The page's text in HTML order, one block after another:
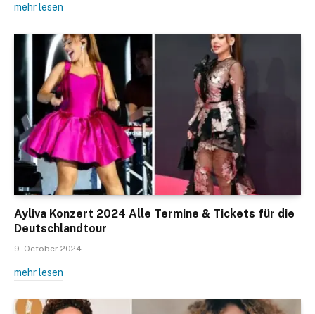
mehr lesen
Ayliva Konzert 2024 Alle Termine & Tickets für die
Deutschlandtour
9. October 2024
mehr lesen